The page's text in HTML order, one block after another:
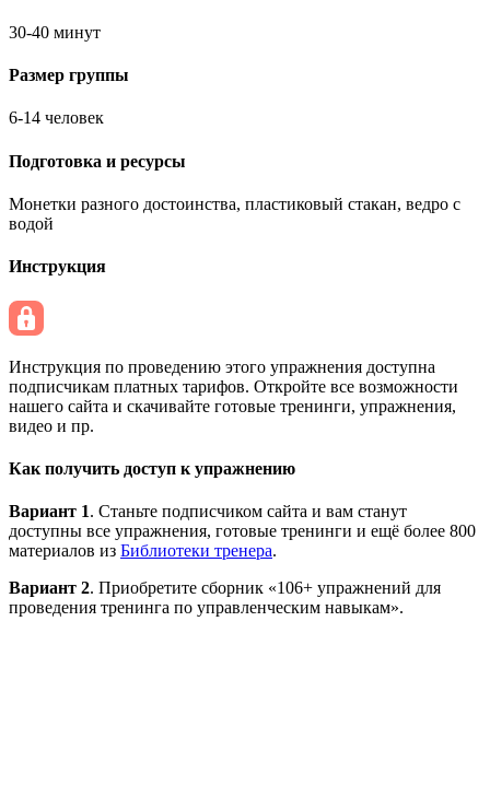
30-40 минут
Размер группы
6-14 человек
Подготовка и ресурсы
Монетки разного достоинства, пластиковый стакан, ведро с
водой
Инструкция
Инструкция по проведению этого упражнения доступна
подписчикам платных тарифов. Откройте все возможности
нашего сайта и скачивайте готовые тренинги, упражнения,
видео и пр.
Как получить доступ к упражнению
Вариант 1. Станьте подписчиком сайта и вам станут
доступны все упражнения, готовые тренинги и ещё более 800
материалов из Библиотеки тренера.
Вариант 2. Приобретите сборник «106+ упражнений для
проведения тренинга по управленческим навыкам».